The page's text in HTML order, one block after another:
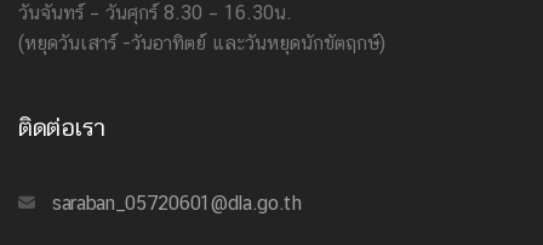
วันจันทร์ – วันศุกร์ 8.30 – 16.30น.
(หยุดวันเสาร์ -วันอาทิตย์ และวันหยุดนักขัตฤกษ์)
ติดต่อเรา
saraban_05720601@dla.go.th